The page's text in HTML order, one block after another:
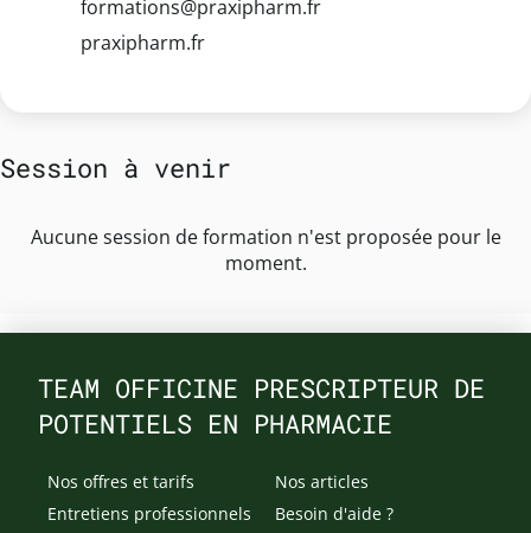
formations@praxipharm.fr
praxipharm.fr
Session à venir
Aucune session de formation n'est proposée pour le
moment.
TEAM OFFICINE PRESCRIPTEUR DE
POTENTIELS EN PHARMACIE
Nos offres et tarifs
Entretiens professionnels
Nos articles
Besoin d'aide ?